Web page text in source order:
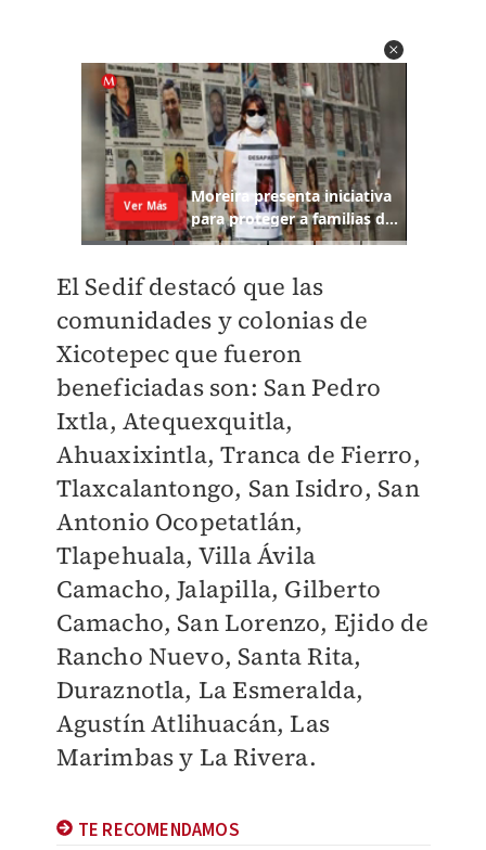
El Sedif destacó que las
comunidades y colonias de
Xicotepec que fueron
beneficiadas son: San Pedro
Ixtla, Atequexquitla,
Ahuaxixintla, Tranca de Fierro,
Tlaxcalantongo, San Isidro, San
Antonio Ocopetatlán,
Tlapehuala, Villa Ávila
Camacho, Jalapilla, Gilberto
Camacho, San Lorenzo, Ejido de
Rancho Nuevo, Santa Rita,
Duraznotla, La Esmeralda,
Agustín Atlihuacán, Las
Marimbas y La Rivera.
TE RECOMENDAMOS